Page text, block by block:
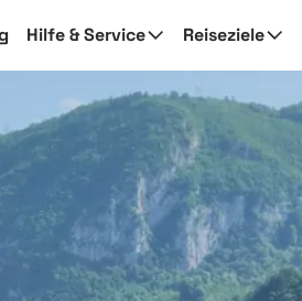
Hilfe & Service Reiseziele